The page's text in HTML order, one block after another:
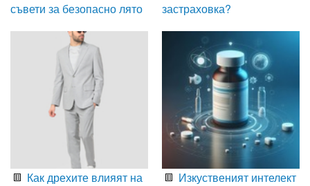
съвети за безопасно лято
застраховка?
Как дрехите влияят на
Изкуственият интелект